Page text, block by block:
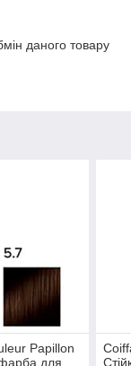
даного товару
Papillon
для